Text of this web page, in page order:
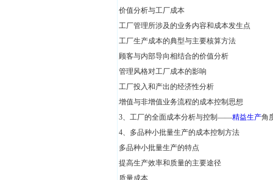
价值分析与工厂成本
工厂管理所涉及的业务内容和成本发生点
工厂生产成本的典型与主要核算方法
顾客与内部导向相结合的价值分析
管理风格对工厂成本的影响
工厂投入和产出的经济性分析
增值与非增值业务流程的成本控制思想
3、工厂的全面成本分析与控制——精益生产角
4、多品种小批量生产的成本控制方法
多品种小批量生产的特点
提高生产效率和质量的主要途径
质量成本